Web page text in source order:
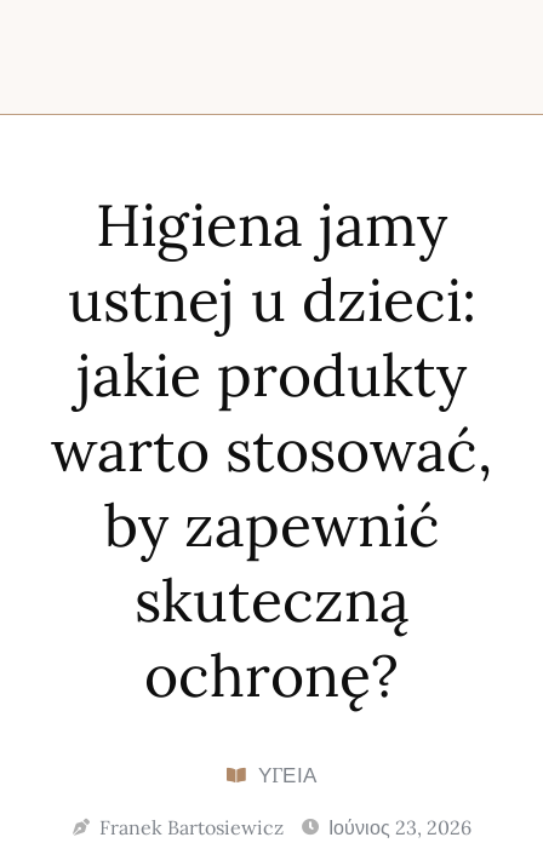
Higiena jamy
ustnej u dzieci:
jakie produkty
warto stosować,
by zapewnić
skuteczną
ochronę?
ΥΓΕΊΑ
Franek Bartosiewicz
Ιούνιος 23, 2026